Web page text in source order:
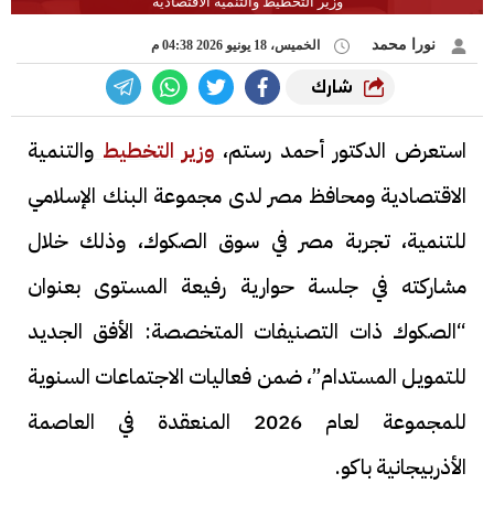
نورا محمد الخميس، 18 يونيو 2026 04:38 م
شارك
استعرض الدكتور أحمد رستم، وزير التخطيط والتنمية
الاقتصادية ومحافظ مصر لدى مجموعة البنك الإسلامي
للتنمية، تجربة مصر في سوق الصكوك، وذلك خلال
مشاركته في جلسة حوارية رفيعة المستوى بعنوان
“الصكوك ذات التصنيفات المتخصصة: الأفق الجديد
للتمويل المستدام”، ضمن فعاليات الاجتماعات السنوية
للمجموعة لعام 2026 المنعقدة في العاصمة
الأذربيجانية باكو.